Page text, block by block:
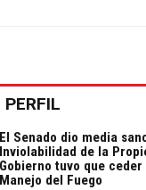
El Senado dio media
Inviolabilidad de la
Gobierno tuvo que
Manejo del Fuego